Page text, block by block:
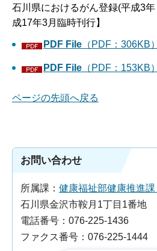
石川県におけるがん登録(平成3
成17年3月臨時刊行】
PDF File（PDF：306KB）
PDF File（PDF：153KB）
ページの先頭へ戻る
お問い合わせ
所属課： 健康福祉部健康推進
石川県金沢市鞍月1丁目1番地
電話番号：076-225-1436
ファクス番号：076-225-1444